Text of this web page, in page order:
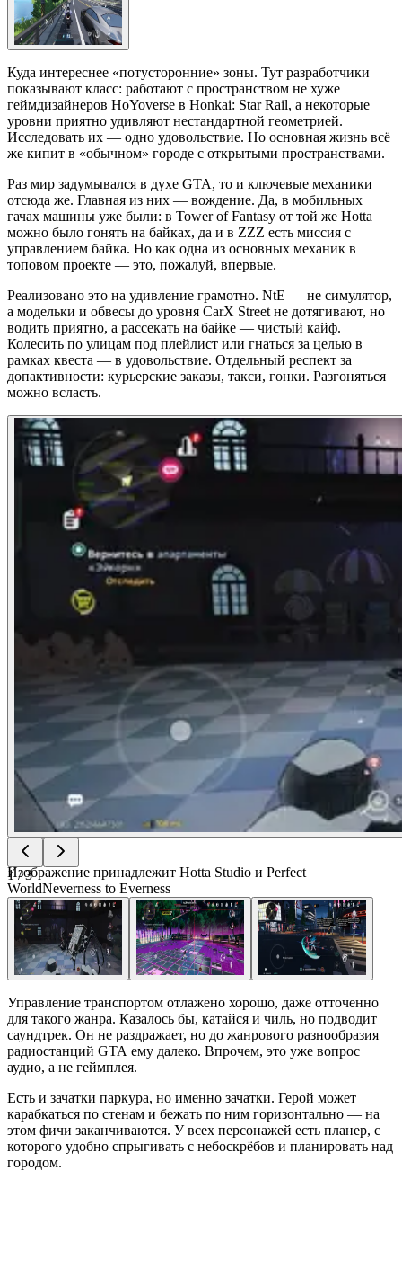
Куда интереснее «потусторонние» зоны. Тут разработчики
показывают класс: работают с пространством не хуже
геймдизайнеров HoYoverse в Honkai: Star Rail, а некоторые
уровни приятно удивляют нестандартной геометрией.
Исследовать их — одно удовольствие. Но основная жизнь всё
же кипит в «обычном» городе с открытыми пространствами.
Раз мир задумывался в духе GTA, то и ключевые механики
отсюда же. Главная из них — вождение. Да, в мобильных
гачах машины уже были: в Tower of Fantasy от той же Hotta
можно было гонять на байках, да и в ZZZ есть миссия с
управлением байка. Но как одна из основных механик в
топовом проекте — это, пожалуй, впервые.
Реализовано это на удивление грамотно. NtE — не симулятор,
а модельки и обвесы до уровня CarX Street не дотягивают, но
водить приятно, а рассекать на байке — чистый кайф.
Колесить по улицам под плейлист или гнаться за целью в
рамках квеста — в удовольствие. Отдельный респект за
допактивности: курьерские заказы, такси, гонки. Разгоняться
можно всласть.
1/3
Изображение принадлежит Hotta Studio и Perfect
WorldNeverness to Everness
Управление транспортом отлажено хорошо, даже отточенно
для такого жанра. Казалось бы, катайся и чиль, но подводит
саундтрек. Он не раздражает, но до жанрового разнообразия
радиостанций GTA ему далеко. Впрочем, это уже вопрос
аудио, а не геймплея.
Есть и зачатки паркура, но именно зачатки. Герой может
карабкаться по стенам и бежать по ним горизонтально — на
этом фичи заканчиваются. У всех персонажей есть планер, с
которого удобно спрыгивать с небоскрёбов и планировать над
городом.